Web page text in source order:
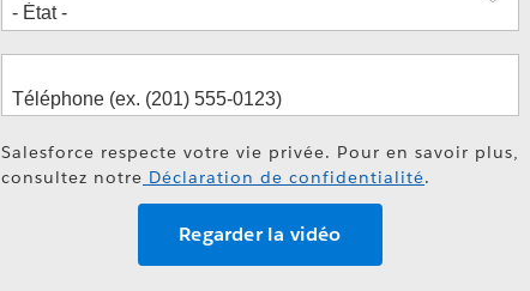
Salesforce respecte votre vie privée. Pour en savoir plus,
consultez notre Déclaration de confidentialité.